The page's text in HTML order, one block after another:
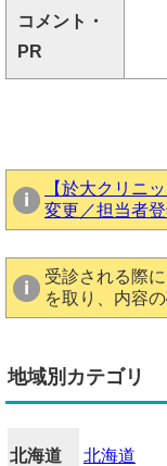
コメント・
PR
【於大クリニ
変更／担当者登
受診される際
を取り、内容
地域別カテゴリ
北海道 北海道